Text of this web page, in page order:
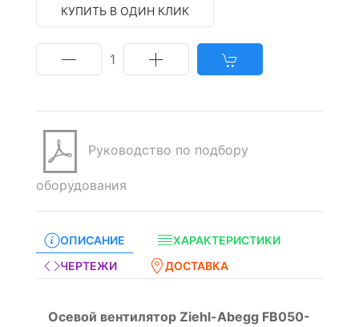
КУПИТЬ В ОДИН КЛИК
1
Руководство по подбору
оборудования
ОПИСАНИЕ
ХАРАКТЕРИСТИКИ
ЧЕРТЕЖИ
ДОСТАВКА
Осевой вентилятор Ziehl-Abegg FB050-